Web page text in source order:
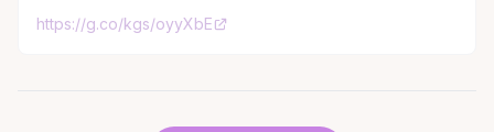
https://g.co/kgs/oyyXbE